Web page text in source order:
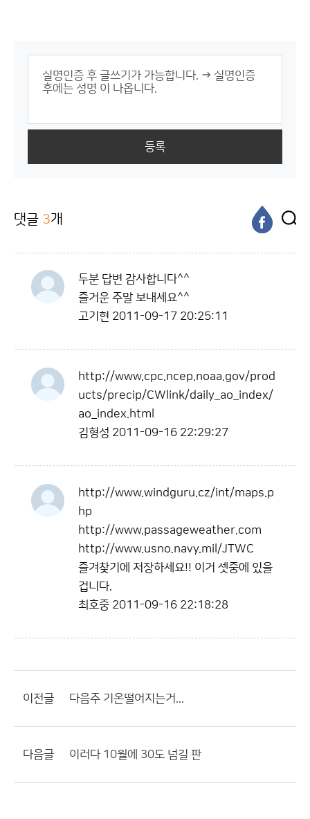
등록
댓글 3개
두분 답변 감사합니다^^
즐거운 주말 보내세요^^
고기현 2011-09-17 20:25:11
http://www.cpc.ncep.noaa.gov/prod
ucts/precip/CWlink/daily_ao_index/
ao_index.html
김형성 2011-09-16 22:29:27
http://www.windguru.cz/int/maps.p
hp
http://www.passageweather.com
http://www.usno.navy.mil/JTWC
즐겨찾기에 저장하세요!! 이거 셋중에 있을
겁니다.
최호중 2011-09-16 22:18:28
이전글 다음주 기온떨어지는거...
다음글 이러다 10월에 30도 넘길 판